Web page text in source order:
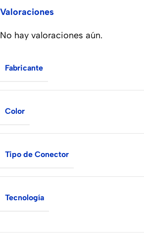
Valoraciones
No hay valoraciones aún.
Fabricante
Color
Tipo de Conector
Tecnología